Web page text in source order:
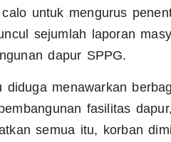
untuk mengurus
sejumlah laporan
dapur SPPG.
diduga menawarkan
fasilitas
semua itu, korban